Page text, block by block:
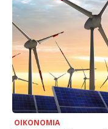
ΟΙΚΟΝΟΜΙΑ